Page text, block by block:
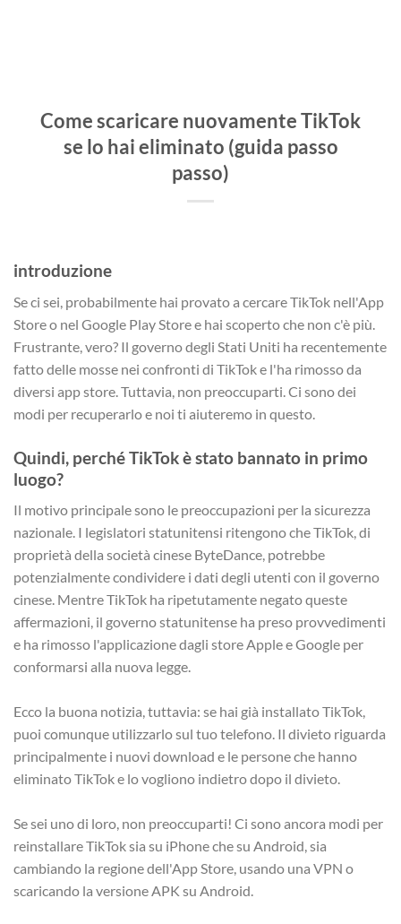
Come scaricare nuovamente TikTok
se lo hai eliminato (guida passo
passo)
introduzione
Se ci sei, probabilmente hai provato a cercare TikTok nell'App
Store o nel Google Play Store e hai scoperto che non c'è più.
Frustrante, vero? Il governo degli Stati Uniti ha recentemente
fatto delle mosse nei confronti di TikTok e l'ha rimosso da
diversi app store. Tuttavia, non preoccuparti. Ci sono dei
modi per recuperarlo e noi ti aiuteremo in questo.
Quindi, perché TikTok è stato bannato in primo
luogo?
Il motivo principale sono le preoccupazioni per la sicurezza
nazionale. I legislatori statunitensi ritengono che TikTok, di
proprietà della società cinese ByteDance, potrebbe
potenzialmente condividere i dati degli utenti con il governo
cinese. Mentre TikTok ha ripetutamente negato queste
affermazioni, il governo statunitense ha preso provvedimenti
e ha rimosso l'applicazione dagli store Apple e Google per
conformarsi alla nuova legge.
Ecco la buona notizia, tuttavia: se hai già installato TikTok,
puoi comunque utilizzarlo sul tuo telefono. Il divieto riguarda
principalmente i nuovi download e le persone che hanno
eliminato TikTok e lo vogliono indietro dopo il divieto.
Se sei uno di loro, non preoccuparti! Ci sono ancora modi per
reinstallare TikTok sia su iPhone che su Android, sia
cambiando la regione dell'App Store, usando una VPN o
scaricando la versione APK su Android.